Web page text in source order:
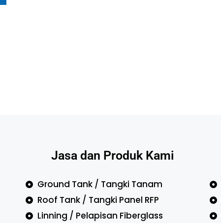
Jasa dan Produk Kami
Ground Tank / Tangki Tanam
Roof Tank / Tangki Panel RFP
Linning / Pelapisan Fiberglass